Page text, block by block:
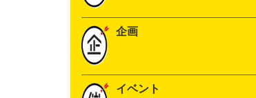
企画
イベント